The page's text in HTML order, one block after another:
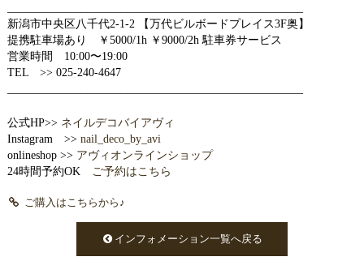
新潟市中央区八千代2-1-2 【万代ビルボードプレイス3F奥】
提携駐車場あり ￥5000/1h ￥9000/2h 駐車券サービス
営業時間 10:00〜19:00
TEL >> 025-240-4647
公式HP>> ネイルデコバイアヴィ
Instagram >> nail_deco_by_avi
onlineshop >> アヴィオンラインショップ
24時間予約OK
ご予約はこちら
ご購入はこちらから♪
インフォメーション一覧へ戻る